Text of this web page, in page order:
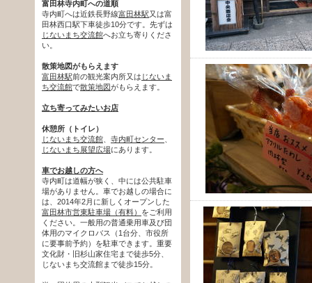
富田林寺内町への道順
寺内町へは近鉄長野線富田林駅又は富
田林西口駅下車徒歩10分です。先ずは
じないまち交流館へお立ち寄りくださ
い。
散策地図がもらえます
富田林駅前の観光案内所又は じないま
ち交流館で散策地図がもらえます。
立ち寄ってみたいお店
休憩所（トイレ）
じないまち交流館
寺内町センター
じないまち展望広場にあります。
車でお越しの方へ
寺内町は道幅が狭く、中には公共駐車
場がありません。車でお越しの場合に
は、2014年2月に新しくオープンした
富田林市営東駐車場（有料） をご利用
ください。一般用の普通乗用車及び団
体用のマイクロバス（1台分、市役所
に要事前予約）を駐車できます。重要
文化財・旧杉山家住宅まで徒歩5分、
じないまち交流館まで徒歩15分。